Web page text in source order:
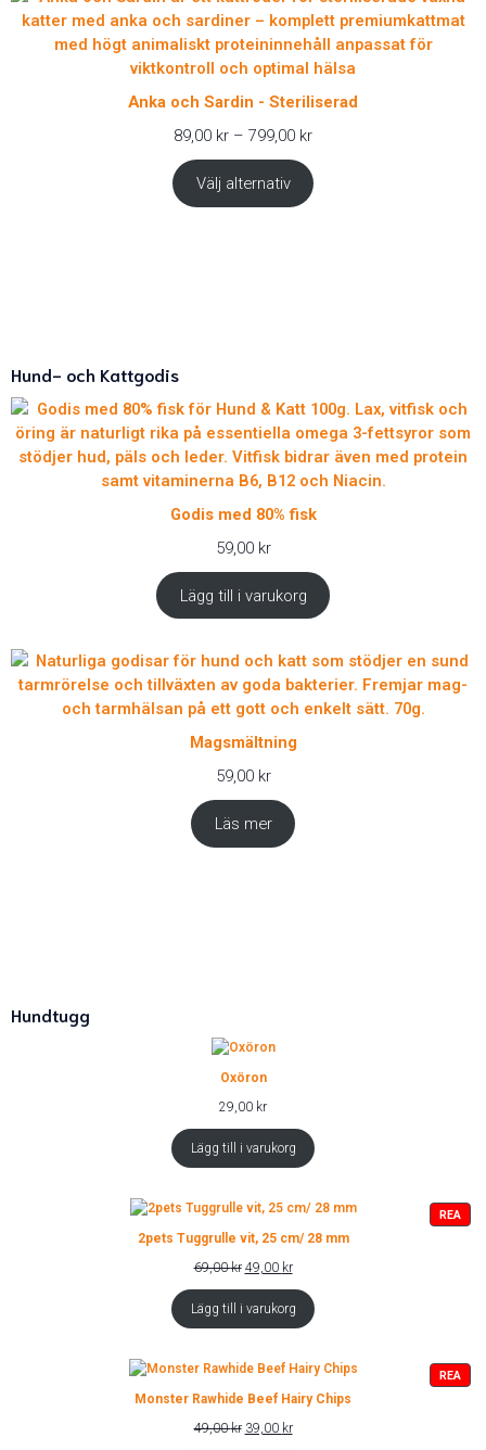
Anka och Sardin - Steriliserad
89,00 kr – 799,00 krPrisintervall:
till
799,00 kr
Välj alternativ
Hund- och Kattgodis
Godis med 80% fisk
59,00 kr
Lägg till i varukorg
Magsmältning
59,00 kr
Läs mer
Hundtugg
Oxöron
29,00 kr
Lägg till i varukorg
REA
PÅ
2pets Tuggrulle vit, 25 cm/ 28 mm
69,00kr Det
priset
49,00 krDet
priset
är:
Lägg till i varukorg
REA
PÅ
Monster Rawhide Beef Hairy Chips
49,00kr Det
39,00 krDet